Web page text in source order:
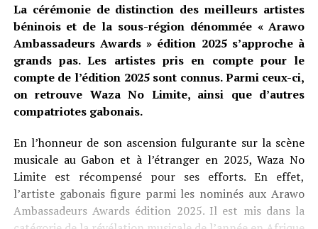
La cérémonie de distinction des meilleurs artistes
béninois et de la sous-région dénommée « Arawo
Ambassadeurs Awards » édition 2025 s’approche à
grands pas. Les artistes pris en compte pour le
compte de l’édition 2025 sont connus. Parmi ceux-ci,
on retrouve Waza No Limite, ainsi que d’autres
compatriotes gabonais.
En l’honneur de son ascension fulgurante sur la scène
musicale au Gabon et à l’étranger en 2025, Waza No
Limite est récompensé pour ses efforts. En effet,
l’artiste gabonais figure parmi les nominés aux Arawo
Ambassadeurs Awards édition 2025. Il est mis dans la